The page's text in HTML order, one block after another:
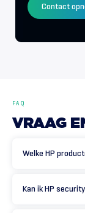
Contact
FAQ
VRAAG
Welke HP
Kan ik HP